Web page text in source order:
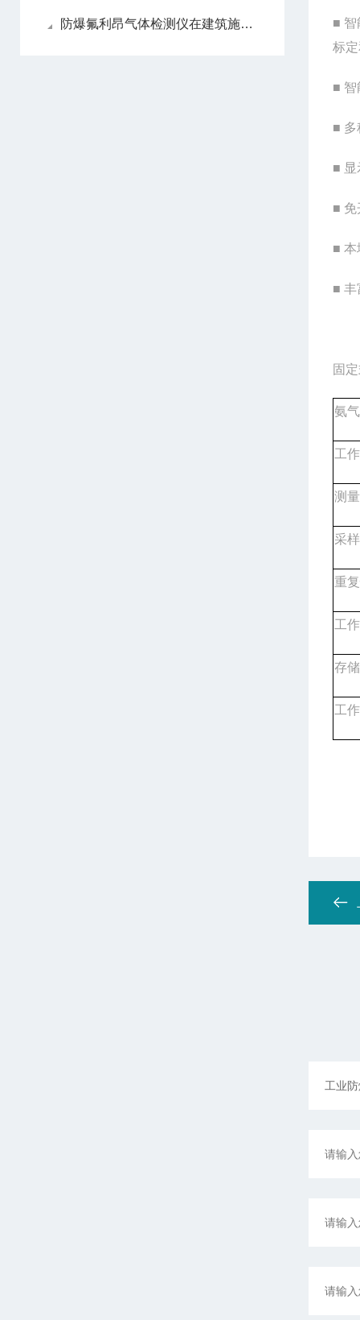
防爆氟利昂气体检测仪在建筑施工中的安全监测
■ 智
标
■ 智
■ 多
■ 显
■ 免
■ 本
■ 丰
固
氨
工
测
采
重
工
存
工